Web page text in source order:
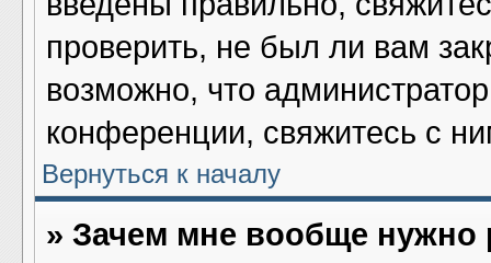
проверить, не был ли вам
возможно, что
конференции, свяжитесь с
Вернуться к началу
» Зачем мне вообще нужно